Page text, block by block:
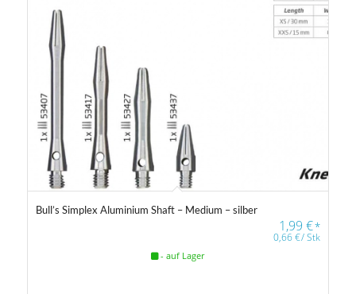
Bull’s Simplex Aluminium Shaft – Medium – silber
1,99€*
0,66€/Stk
- auf Lager